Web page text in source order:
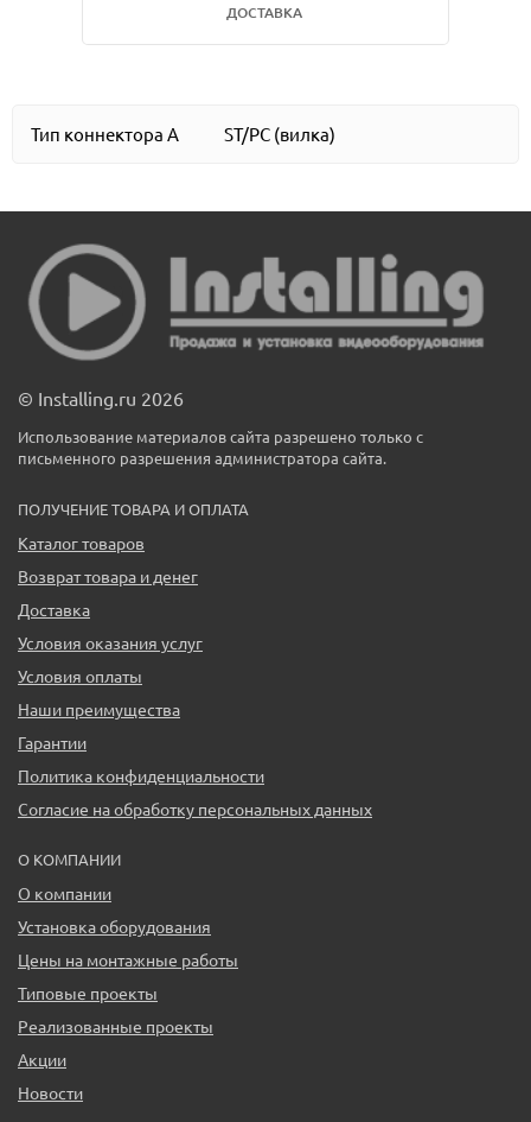
ДОСТАВКА
Тип коннектора A ST/PC (вилка)
© Installing.ru 2026
Использование материалов сайта разрешено только с
письменного разрешения администратора сайта.
ПОЛУЧЕНИЕ ТОВАРА И ОПЛАТА
Каталог товаров
Возврат товара и денег
Доставка
Условия оказания услуг
Условия оплаты
Наши преимущества
Гарантии
Политика конфиденциальности
Согласие на обработку персональных данных
О КОМПАНИИ
О компании
Установка оборудования
Цены на монтажные работы
Типовые проекты
Реализованные проекты
Акции
Новости